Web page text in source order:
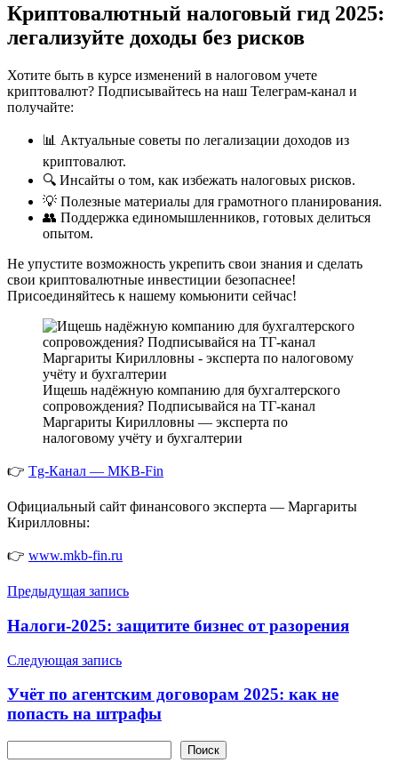
Криптовалютный налоговый гид 2025:
легализуйте доходы без рисков
Хотите быть в курсе изменений в налоговом учете
криптовалют? Подписывайтесь на наш Телеграм-канал и
получайте:
📊 Актуальные советы по легализации доходов из
криптовалют.
🔍 Инсайты о том, как избежать налоговых рисков.
💡 Полезные материалы для грамотного планирования.
👥 Поддержка единомышленников, готовых делиться
опытом.
Не упустите возможность укрепить свои знания и сделать
свои криптовалютные инвестиции безопаснее!
Присоединяйтесь к нашему комьюнити сейчас!
Ищешь надёжную компанию для бухгалтерского
сопровождения? Подписывайся на ТГ-канал
Маргариты Кирилловны — эксперта по
налоговому учёту и бухгалтерии
👉 Tg-Канал — MKB-Fin
Официальный сайт финансового эксперта — Маргариты
Кирилловны:
👉 www.mkb-fin.ru
Навигация
по
Предыдущая запись
Налоги-2025: защитите бизнес от разорения
Следующая запись
Учёт по агентским договорам 2025: как не
попасть на штрафы
Поиск